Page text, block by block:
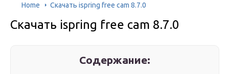
Home Скачать ispring free cam 8.7.0
Скачать ispring free cam 8.7.0
Содержание: